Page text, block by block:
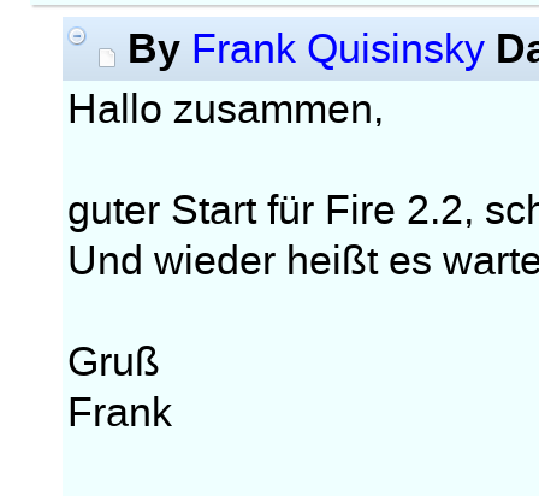
By Frank Quisinsky
Hallo zusammen,
guter Start für Fire 2.2,
Und wieder heißt es
Gruß
Frank